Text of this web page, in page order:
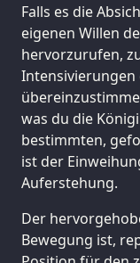
Falls es die
eigenen Willen
hervorzurufen,
was du die
bestimmten,
ist der
Auferstehung.
Der
Bewegung ist,